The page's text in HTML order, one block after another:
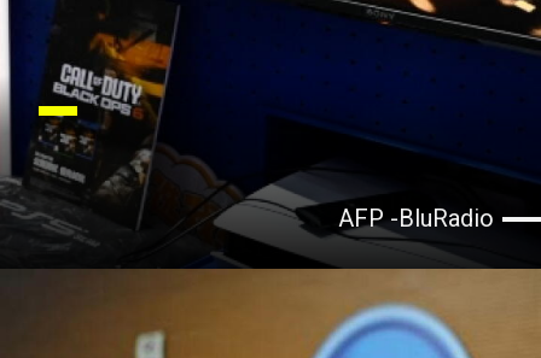
AFP -BluRadio